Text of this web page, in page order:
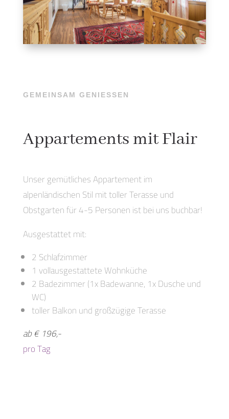
GEMEINSAM GENIESSEN
Appartements mit Flair
Unser gemütliches Appartement im
alpenländischen Stil mit toller Terasse und
Obstgarten für 4-5 Personen ist bei uns buchbar!
Ausgestattet mit:
2 Schlafzimmer
1 vollausgestattete Wohnküche
2 Badezimmer (1x Badewanne, 1x Dusche und
WC)
toller Balkon und großzügige Terasse
ab € 196,-
pro Tag